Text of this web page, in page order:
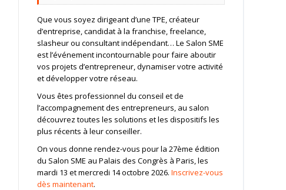
Que vous soyez dirigeant d’une TPE, créateur
d’entreprise, candidat à la franchise, freelance,
slasheur ou consultant indépendant… Le Salon SME
est l’événement incontournable pour faire aboutir
vos projets d’entrepreneur, dynamiser votre activité
et développer votre réseau.
Vous êtes professionnel du conseil et de
l’accompagnement des entrepreneurs, au salon
découvrez toutes les solutions et les dispositifs les
plus récents à leur conseiller.
On vous donne rendez-vous pour la 27ème édition
du Salon SME au Palais des Congrès à Paris, les
mardi 13 et mercredi 14 octobre 2026.Inscrivez-vous
dès maintenant.